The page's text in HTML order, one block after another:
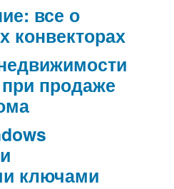
все о
конвекторах
продаже
ключами